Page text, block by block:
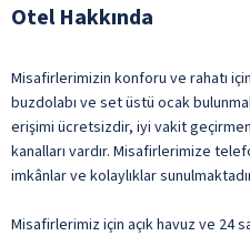
Otel Hakkında
Misafirlerimizin konforu ve rahatı
buzdolabı ve set üstü ocak
erişimi ücretsizdir, iyi vakit
kanalları vardır. Misafirlerimize
imkânlar ve kolaylıklar
Misafirlerimiz için açık havuz ve 24